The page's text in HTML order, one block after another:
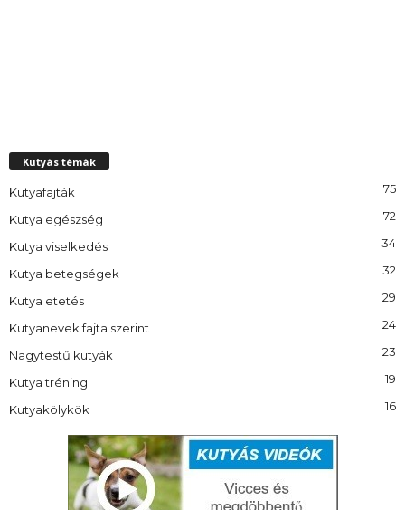
Kutyás témák
Kutyafajták 75
Kutya egészség 72
Kutya viselkedés 34
Kutya betegségek 32
Kutya etetés 29
Kutyanevek fajta szerint 24
Nagytestű kutyák 23
Kutya tréning 19
Kutyakölykök 16